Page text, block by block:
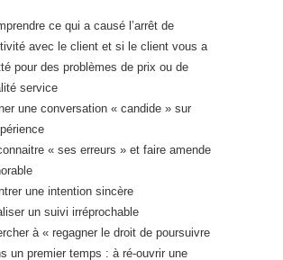
ce qui a causé l’arrêt de
avec le client et si le client vous a
pour des problèmes de prix ou de
service
une conversation « candide » sur
« ses erreurs » et faire amende
une intention sincère
un suivi irréprochable
à « regagner le droit de poursuivre
un premier temps : à ré-ouvrir une